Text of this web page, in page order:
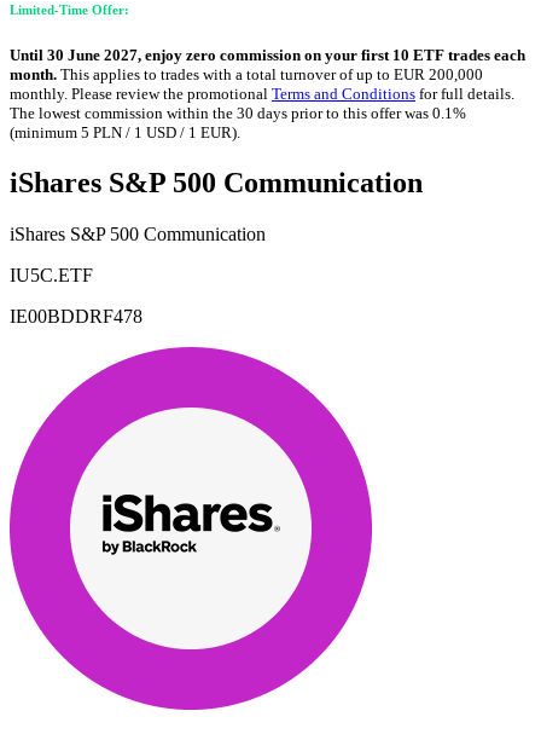
Limited-Time Offer:
Until 30 June 2027, enjoy zero commission on your first 10 ETF trades each
month. This applies to trades with a total turnover of up to EUR 200,000
monthly. Please review the promotional Terms and Conditions for full details.
The lowest commission within the 30 days prior to this offer was 0.1%
(minimum 5 PLN / 1 USD / 1 EUR).
iShares S&P 500 Communication
iShares S&P 500 Communication
IU5C.ETF
IE00BDDRF478